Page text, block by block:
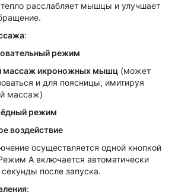
расслабляет мышцы и улучшает
:
режим
массаж икроножных мышц (может
и для поясницы, имитируя
массаж)
режим
воздействие
осуществляется одной кнопкой
A включается автоматически
секунды после запуска.
: